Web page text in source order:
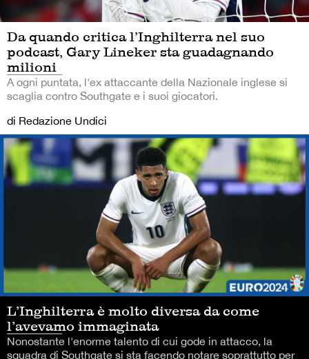
Da quando critica l’Inghilterra nel suo
podcast, Gary Lineker sta guadagnando
milioni
A ogni puntata, l'ex attaccante della Nazionale inglese si
scaglia contro Southgate e i suoi giocatori.
di Redazione Undici
L’Inghilterra è molto diversa da come
l’avevamo immaginata
Nonostante l'enorme talento di cui gode in attacco, la
squadra di Southgate si sta facendo notare soprattutto per